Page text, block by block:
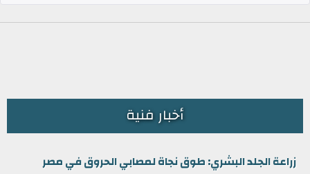
أخبار فنية
زراعة الجلد البشري: طوق نجاة لمصابي الحروق في مصر